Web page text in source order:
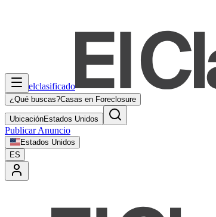
elclasificado
¿Qué buscas?Casas en Foreclosure
UbicaciónEstados Unidos
Publicar Anuncio
Estados Unidos
ES